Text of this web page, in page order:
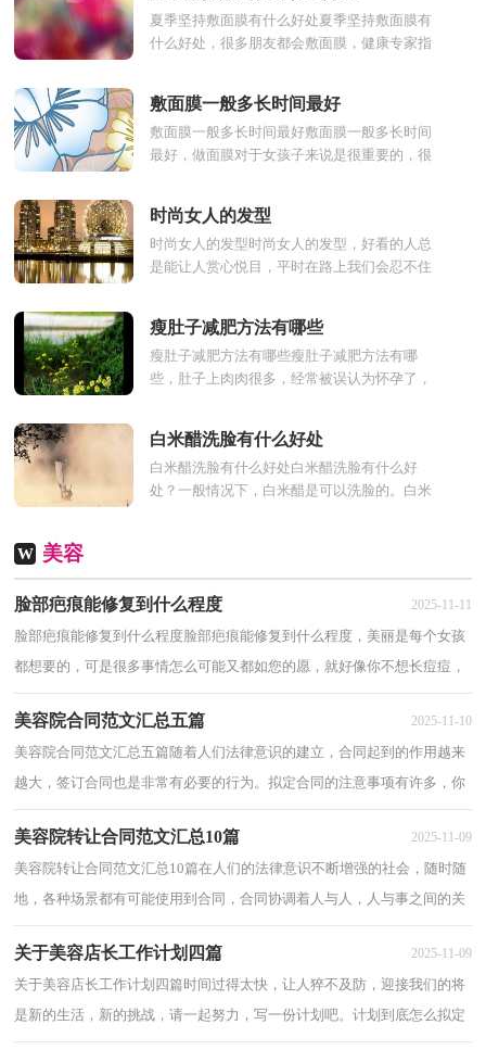
夏季坚持敷面膜有什么好处夏季坚持敷面膜有
什么好处，很多朋友都会敷面膜，健康专家指
敷面膜一般多长时间最好
敷面膜一般多长时间最好敷面膜一般多长时间
最好，做面膜对于女孩子来说是很重要的，很
时尚女人的发型
时尚女人的发型时尚女人的发型，好看的人总
是能让人赏心悦目，平时在路上我们会忍不住
瘦肚子减肥方法有哪些
瘦肚子减肥方法有哪些瘦肚子减肥方法有哪
些，肚子上肉肉很多，经常被误认为怀孕了，
白米醋洗脸有什么好处
白米醋洗脸有什么好处白米醋洗脸有什么好
处？一般情况下，白米醋是可以洗脸的。白米
W 美容
脸部疤痕能修复到什么程度 2025-11-11
脸部疤痕能修复到什么程度脸部疤痕能修复到什么程度，美丽是每个女孩
都想要的，可是很多事情怎么可能又都如您的愿，就好像你不想长痘痘，
痘痘偏偏长出来，可是痘痘走了，却留下了难看的...
美容院合同范文汇总五篇 2025-11-10
美容院合同范文汇总五篇随着人们法律意识的建立，合同起到的作用越来
越大，签订合同也是非常有必要的行为。拟定合同的注意事项有许多，你
确定会写吗？下面是小编精心整理的美容院合...
美容院转让合同范文汇总10篇 2025-11-09
美容院转让合同范文汇总10篇在人们的法律意识不断增强的社会，随时随
地，各种场景都有可能使用到合同，合同协调着人与人，人与事之间的关
系。拟定合同的注意事项有许多，你确定会写吗...
关于美容店长工作计划四篇 2025-11-09
关于美容店长工作计划四篇时间过得太快，让人猝不及防，迎接我们的将
是新的生活，新的挑战，请一起努力，写一份计划吧。计划到底怎么拟定
才合适呢？以下是小编精心整理的美容店长工作计...